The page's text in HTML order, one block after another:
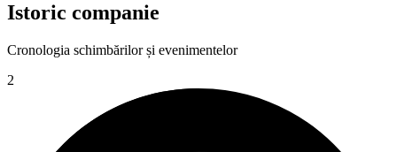
Istoric companie
Cronologia schimbărilor și evenimentelor
2